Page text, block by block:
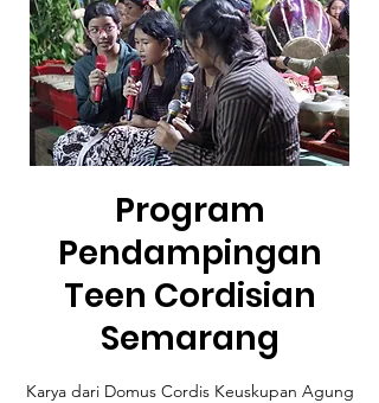
Program
Pendampingan
Teen Cordisian
Semarang
Karya dari Domus Cordis Keuskupan Agung